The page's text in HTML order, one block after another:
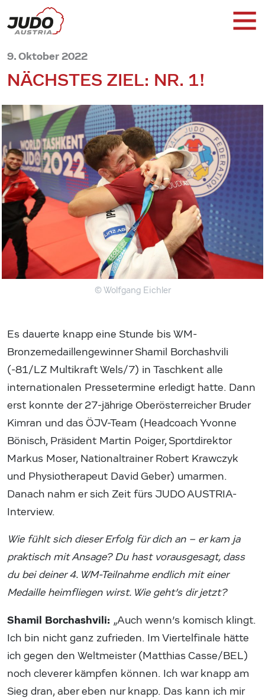
9. Oktober 2022
NÄCHSTES ZIEL: NR. 1!
© Wolfgang Eichler
Es dauerte knapp eine Stunde bis WM-
Bronzemedaillengewinner Shamil Borchashvili
(-81/LZ Multikraft Wels/7) in Taschkent alle
internationalen Pressetermine erledigt hatte. Dann
erst konnte der 27-jährige Oberösterreicher Bruder
Kimran und das ÖJV-Team (Headcoach Yvonne
Bönisch, Präsident Martin Poiger, Sportdirektor
Markus Moser, Nationaltrainer Robert Krawczyk
und Physiotherapeut David Geber) umarmen.
Danach nahm er sich Zeit fürs JUDO AUSTRIA-
Interview.
Wie fühlt sich dieser Erfolg für dich an – er kam ja
praktisch mit Ansage? Du hast vorausgesagt, dass
du bei deiner 4. WM-Teilnahme endlich mit einer
Medaille heimfliegen wirst. Wie geht’s dir jetzt?
Shamil Borchashvili: „Auch wenn’s komisch klingt.
Ich bin nicht ganz zufrieden. Im Viertelfinale hätte
ich gegen den Weltmeister (Matthias Casse/BEL)
noch cleverer kämpfen können. Ich war knapp am
Sieg dran, aber eben nur knapp. Das kann ich mir